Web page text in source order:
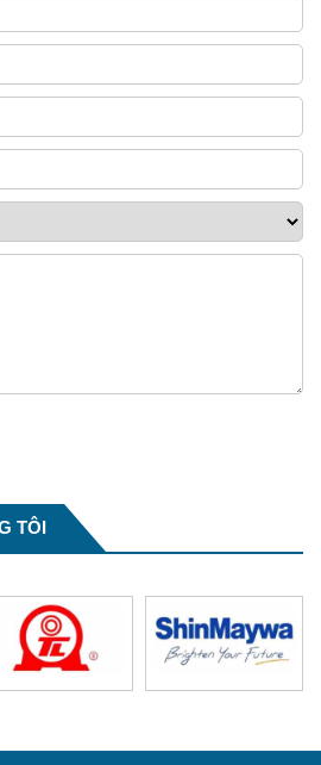
lý nước thải là hệ thống tích hợp
và công nghệ xử lý nước thải
công nghệ xử lý nước thải, bể lắng
...
TÔI